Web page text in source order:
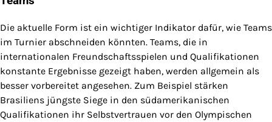
Die aktuelle Form ist ein wichtiger Indikator dafür, wie Teams
im Turnier abschneiden könnten. Teams, die in
internationalen Freundschaftsspielen und Qualifikationen
konstante Ergebnisse gezeigt haben, werden allgemein als
besser vorbereitet angesehen. Zum Beispiel stärken
Brasiliens jüngste Siege in den südamerikanischen
Qualifikationen ihr Selbstvertrauen vor den Olympischen